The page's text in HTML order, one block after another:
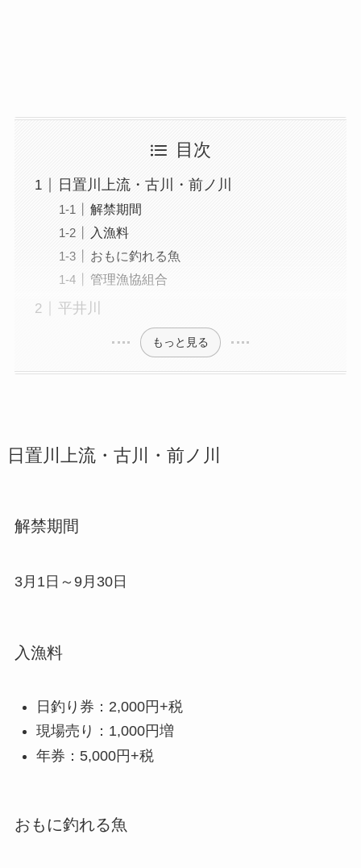
目次
日置川上流・古川・前ノ川
解禁期間
入漁料
おもに釣れる魚
管理漁協組合
平井川
もっと見る
日置川上流・ 古川・前ノ川
解禁期間
3月1日～9月30日
入漁料
日釣り券：2,000円+税
現場売り：1,000円増
年券：5,000円+税
おもに釣れる魚